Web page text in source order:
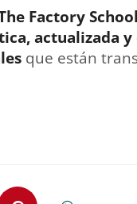
Factory
actualizada y
que están